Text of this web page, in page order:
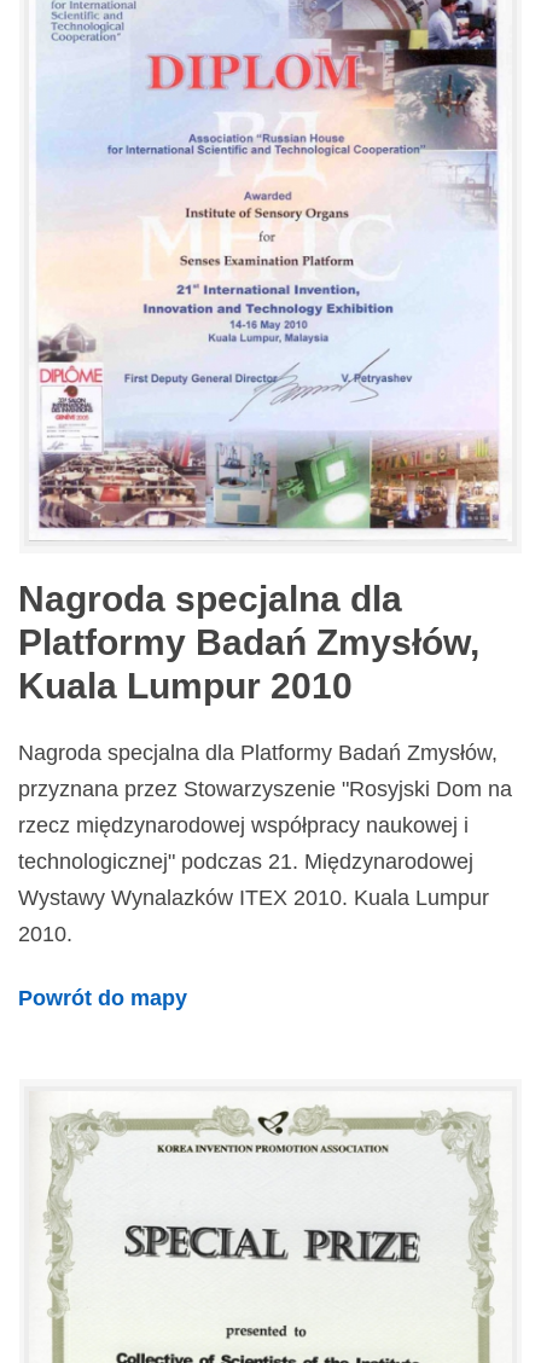
Nagroda specjalna dla
Platformy Badań Zmysłów,
Kuala Lumpur 2010
Nagroda specjalna dla Platformy Badań Zmysłów,
przyznana przez Stowarzyszenie "Rosyjski Dom na
rzecz międzynarodowej współpracy naukowej i
technologicznej" podczas 21. Międzynarodowej
Wystawy Wynalazków ITEX 2010. Kuala Lumpur
2010.
Powrót do mapy